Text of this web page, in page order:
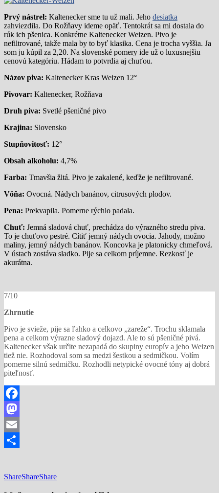
Prvý nástrel: Kaltenecker sme tu už mali. Jeho desiatka
zahviezdila. Do Rožňavy ideme opäť. Tentokrát sa mi dostala do
rúk ich pšenica. Konkrétne Kaltenecker Weizen. Pivo je
nefiltrované, takže mala by to byť klasika. Cena je trocha vyššia. Ja
som ju kúpil za 2,20. Na slovenské pomery ide už o luxusnejšiu
cenovú kategóriu. Hádam to potvrdia aj chuťou.
Názov piva: Kaltenecker Kras Weizen 12°
Pivovar: Kaltenecker, Rožňava
Druh piva: Svetlé pšeničné pivo
Krajina: Slovensko
Stupňovitosť: 12°
Obsah alkoholu: 4,7%
Farba: Tmavšia žltá. Pivo je zakalené, keďže je nefiltrované.
Vôňa: Ovocná. Nádych banánov, citrusových plodov.
Pena: Prekvapila. Pomerne rýchlo padala.
Chuť: Jemná sladová chuť, prechádza do výrazného stredu piva.
To je chuťovo pestré. Cítiť jemný nádych ovocia. Jahody, možno
maliny, jemný nádych banánov. Koncovka je platonicky chmeľová.
V ústach zostáva sladko. Pije sa celkom príjemne. Rezkosť je
akurátna.
7/10
Zhrnutie
Pivo je svieže, pije sa ľahko a celkovo „zareže“. Trochu sklamala
pena a celkom výrazne sladový dojazd. Ale to sú pšeničné pivá.
Kaltenecker však určite nezapadá do skupiny europív a jeho Weizen
tiež nie. Rozhodoval som sa medzi šestkou a sedmičkou. Volím
pomerne silnú sedmičku. Rozhodli netypické ovocné tóny aj dobrá
piteľnosť.
Facebook
Mastodon
Email
ShareShareShare